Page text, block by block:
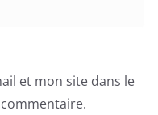
et mon site dans le